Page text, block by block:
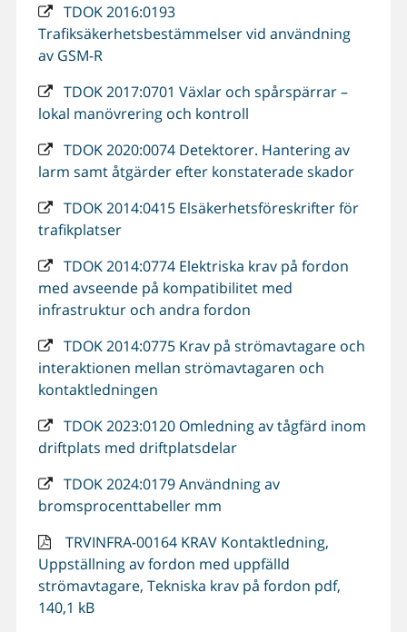
TDOK 2016:0193
Trafiksäkerhetsbestämmelser vid användning
av GSM-R
TDOK 2017:0701 Växlar och spårspärrar –
lokal manövrering och kontroll
TDOK 2020:0074 Detektorer. Hantering av
larm samt åtgärder efter konstaterade skador
TDOK 2014:0415 Elsäkerhetsföreskrifter för
trafikplatser
TDOK 2014:0774 Elektriska krav på fordon
med avseende på kompatibilitet med
infrastruktur och andra fordon
TDOK 2014:0775 Krav på strömavtagare och
interaktionen mellan strömavtagaren och
kontaktledningen
TDOK 2023:0120 Omledning av tågfärd inom
driftplats med driftplatsdelar
TDOK 2024:0179 Användning av
bromsprocenttabeller mm
TRVINFRA-00164 KRAV Kontaktledning,
Uppställning av fordon med uppfälld
strömavtagare, Tekniska krav på fordon pdf,
140,1 kB